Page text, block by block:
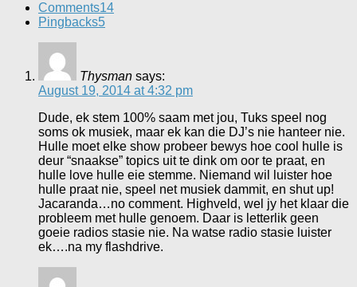
Comments14
Pingbacks5
Thysman says:
August 19, 2014 at 4:32 pm
Dude, ek stem 100% saam met jou, Tuks speel nog
soms ok musiek, maar ek kan die DJ’s nie hanteer nie.
Hulle moet elke show probeer bewys hoe cool hulle is
deur “snaakse” topics uit te dink om oor te praat, en
hulle love hulle eie stemme. Niemand wil luister hoe
hulle praat nie, speel net musiek dammit, en shut up!
Jacaranda…no comment. Highveld, wel jy het klaar die
probleem met hulle genoem. Daar is letterlik geen
goeie radios stasie nie. Na watse radio stasie luister
ek….na my flashdrive.